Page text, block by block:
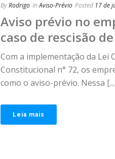
ByRodrigo In Aviso-Prévio Posted 17 de
Aviso prévio no
caso de rescisão
Com a implementação da Lei
Constitucional n° 72, os
como o aviso-prévio. Nessa
Leia mais